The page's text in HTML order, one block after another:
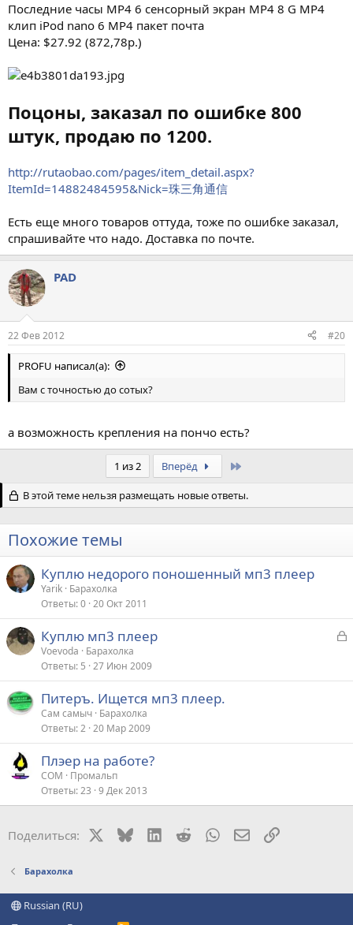
Последние часы MP4 6 сенсорный экран MP4 8 G MP4
клип iPod nano 6 MP4 пакет почта
Цена: $27.92 (872,78р.)
Поцоны, заказал по ошибке 800
штук, продаю по 1200.
http://rutaobao.com/pages/item_detail.aspx?
ItemId=14882484595&Nick=珠三角通信
Есть еще много товаров оттуда, тоже по ошибке заказал,
спрашивайте что надо. Доставка по почте.
PAD
22 Фев 2012 #20
PROFU написал(а):
Вам с точностью до сотых?
а возможность крепления на пончо есть?
1 из 2 Вперёд
В этой теме нельзя размещать новые ответы.
Похожие темы
Куплю недорого поношенный мп3 плеер
Yarik Барахолка
Ответы 0 20 Окт 2011
З
р
Куплю мп3 плеер
Voevoda
Барахолка
Ответы 5 27 Июн 2009
Питеръ. Ищется мп3 плеер.
Сам самыч Барахолка
Ответы 2 20 Мар 2009
Плэер на работе?
COM
Промальп
Ответы 23 9 Дек 2013
Поделиться: BlueskyLinkedIn
RedditWhatsAppЭлектронная
Ссылка
Барахолка
Russian (RU)